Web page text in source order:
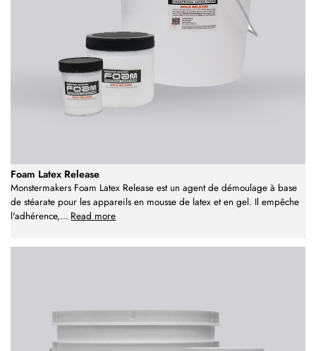
Foam Latex Release
Monstermakers Foam Latex Release est un agent de démoulage à base
de stéarate pour les appareils en mousse de latex et en gel. Il empêche
l'adhérence,... Read more